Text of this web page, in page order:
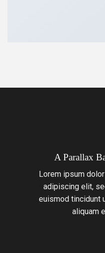
A Parallax
Lorem ipsum
adipiscing elit,
euismod tincidunt
aliquam